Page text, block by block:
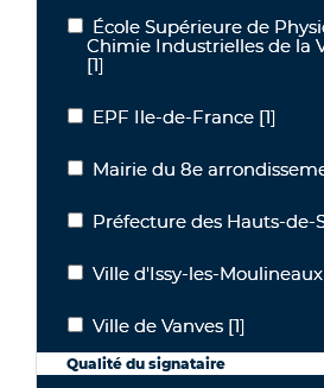
École Supérieure de Physique et
École Supérieure de
Chimie Industrielles de la
[1]
EPF Ile-de-France
EPF Ile-de-France [1]
Mairie du 8e arrondissement
Mairie du 8e
Préfecture des Hauts-de-Seine
Préfecture des Hauts-de-
Ville d'Issy-les-Moulineaux
Ville d'Issy-les-Moulineaux
Ville de Vanves
Ville de Vanves [1]
Qualité du signataire